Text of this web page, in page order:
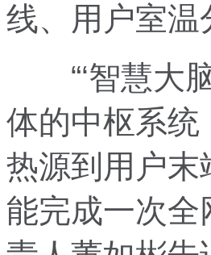
线、用户室温
“‘智慧大脑
体的中枢系统
热源到用户末
能完成一次全